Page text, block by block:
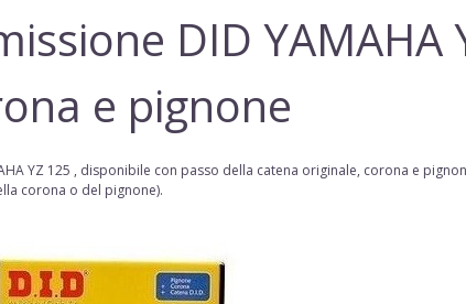
DID
e pignone
YZ 125 , disponibile con passo della catena originale, corona e
corona o del pignone).